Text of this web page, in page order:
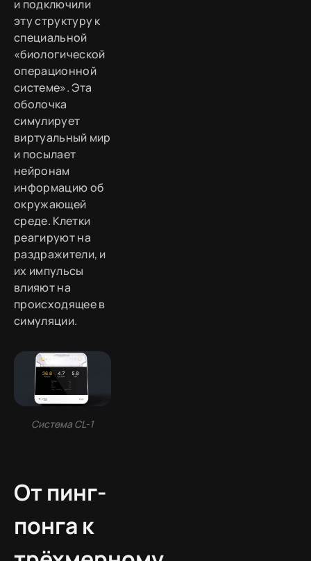
и подключили
эту структуру к
специальной
«биологической
операционной
системе». Эта
оболочка
симулирует
виртуальный мир
и посылает
нейронам
информацию об
окружающей
среде. Клетки
реагируют на
раздражители, и
их импульсы
влияют на
происходящее в
симуляции.
Система CL-1
От пинг-
понга к